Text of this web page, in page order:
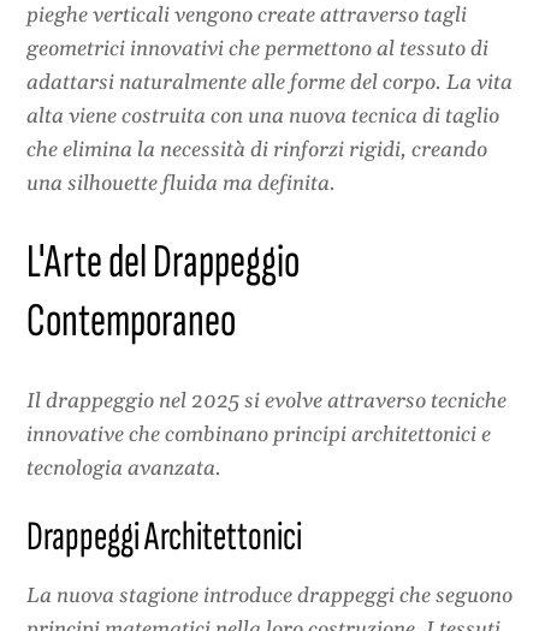
pieghe verticali vengono create attraverso tagli
geometrici innovativi che permettono al tessuto di
adattarsi naturalmente alle forme del corpo. La vita
alta viene costruita con una nuova tecnica di taglio
che elimina la necessità di rinforzi rigidi, creando
una silhouette fluida ma definita.
L'Arte del Drappeggio
Contemporaneo
Il drappeggio nel 2025 si evolve attraverso tecniche
innovative che combinano principi architettonici e
tecnologia avanzata.
Drappeggi Architettonici
La nuova stagione introduce drappeggi che seguono